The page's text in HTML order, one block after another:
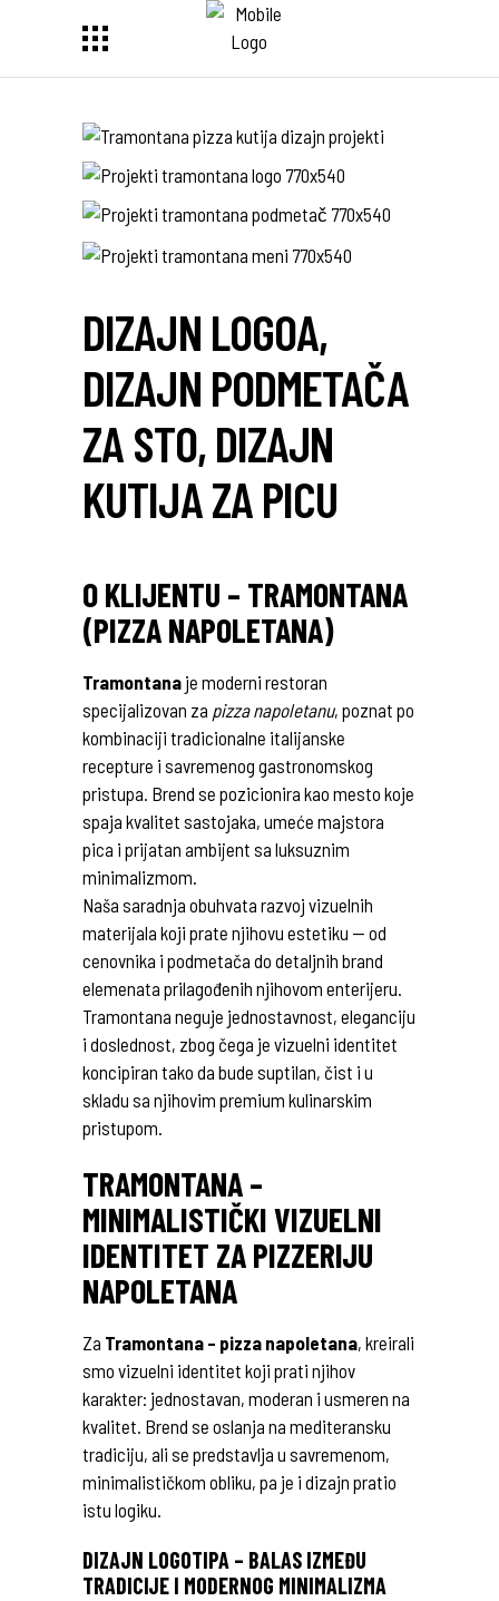
DIZAJN LOGOA,
DIZAJN PODMETAČA
ZA STO, DIZAJN
KUTIJA ZA PICU
O KLIJENTU – TRAMONTANA
(PIZZA NAPOLETANA)
Tramontana je moderni restoran
specijalizovan za pizza napoletanu, poznat po
kombinaciji tradicionalne italijanske
recepture i savremenog gastronomskog
pristupa. Brend se pozicionira kao mesto koje
spaja kvalitet sastojaka, umeće majstora
pica i prijatan ambijent sa luksuznim
minimalizmom.
Naša saradnja obuhvata razvoj vizuelnih
materijala koji prate njihovu estetiku — od
cenovnika i podmetača do detaljnih brand
elemenata prilagođenih njihovom enterijeru.
Tramontana neguje jednostavnost, eleganciju
i doslednost, zbog čega je vizuelni identitet
koncipiran tako da bude suptilan, čist i u
skladu sa njihovim premium kulinarskim
pristupom.
TRAMONTANA –
MINIMALISTIČKI VIZUELNI
IDENTITET ZA PIZZERIJU
NAPOLETANA
Za Tramontana – pizza napoletana, kreirali
smo vizuelni identitet koji prati njihov
karakter: jednostavan, moderan i usmeren na
kvalitet. Brend se oslanja na mediteransku
tradiciju, ali se predstavlja u savremenom,
minimalističkom obliku, pa je i dizajn pratio
istu logiku.
DIZAJN LOGOTIPA – BALAS IZMEĐU
TRADICIJE I MODERNOG MINIMALIZMA